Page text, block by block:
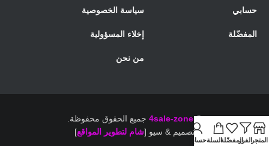
حسابي
المفضّلة
سياسة الخصوصية
إخلاء المسؤولية
من نحن
©
4sale-zoneجميع الحقوق محفوظة.
تصميم & سيو [شام لتطوير المواقع]
المتجرالفرزالمفضّلةالسلةحسابي